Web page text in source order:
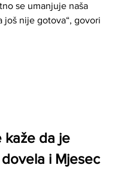
se umanjuje naša
još nije gotova“, govori
kaže da je
i Mjesec